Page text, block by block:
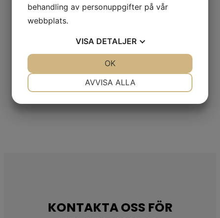
Som professionell samarbetspartner lägger vi
stor vikt vid kvalitet, flexibilitet och
leveranssäkerhet. Det gör oss till en pålitlig
rörkomponenter av hög kvalitet.
Kontakta oss redan idag
KONTAKTA OSS FÖR
behandling av personuppgifter på vår
webbplats.
VISA DETALJER
AVVISA ALLA
OK